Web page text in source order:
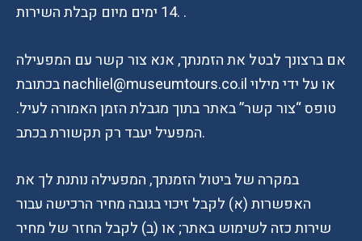
14 ימים מיום קבלת השירות. .
אם ברצונך לבטל את הזמנתך, אנא צור קשר עם המפעילה
בכתובת nachliel@museumtours.co.il או על ידי מילוי
טופס “צור קשר” באתר בתוך מגבלת הזמן האמורה לעיל.
המפעיל יעבד רק תקשורת בכתב.
במקרה של ביטול הזמנתך, המפעילה נותנת לך את
האפשרות (א) לקבל זיכוי בגובה מחיר הרכישה עבור
שירות כזה לשימוש באתר; או (ב) לקבל החזר של מחיר